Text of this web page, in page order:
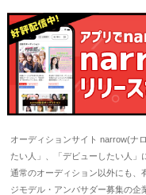
オーディションサイト narrow(ナ
たい人」、「デビューしたい人」
通常のオーディション以外にも、
ジモデル・アンバサダー募集の企